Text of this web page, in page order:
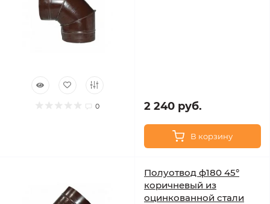
0 2 240 руб.
В корзину
Полуотвод ф180 45°
коричневый из
оцинкованной стали